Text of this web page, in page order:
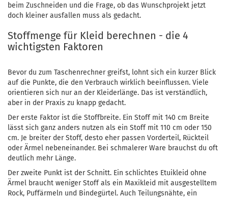
beim Zuschneiden und die Frage, ob das Wunschprojekt jetzt
doch kleiner ausfallen muss als gedacht.
Stoffmenge für Kleid berechnen - die 4
wichtigsten Faktoren
Bevor du zum Taschenrechner greifst, lohnt sich ein kurzer Blick
auf die Punkte, die den Verbrauch wirklich beeinflussen. Viele
orientieren sich nur an der Kleiderlänge. Das ist verständlich,
aber in der Praxis zu knapp gedacht.
Der erste Faktor ist die Stoffbreite. Ein Stoff mit 140 cm Breite
lässt sich ganz anders nutzen als ein Stoff mit 110 cm oder 150
cm. Je breiter der Stoff, desto eher passen Vorderteil, Rückteil
oder Ärmel nebeneinander. Bei schmalerer Ware brauchst du oft
deutlich mehr Länge.
Der zweite Punkt ist der Schnitt. Ein schlichtes Etuikleid ohne
Ärmel braucht weniger Stoff als ein Maxikleid mit ausgestelltem
Rock, Puffärmeln und Bindegürtel. Auch Teilungsnähte, ein